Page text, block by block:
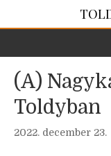
(A)
Toldyban
2022. december 23.